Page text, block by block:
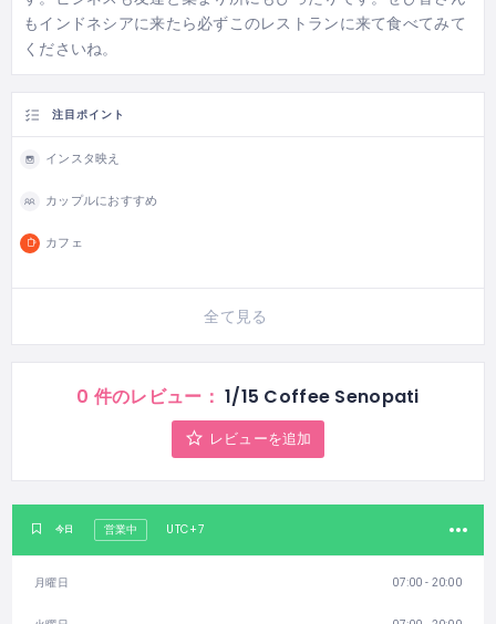
もインドネシアに来たら必ずこのレストランに来て食べてみて
くださいね。
注目ポイント
インスタ映え
カップルにおすすめ
カフェ
全て見る
0 件のレビュー： 1/15 Coffee Senopati
レビューを追加
今日 営業中 UTC+7
月曜日 07:00 - 20:00